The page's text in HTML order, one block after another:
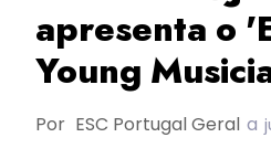
apresenta o
Young
Por ESC Portugal Geral a